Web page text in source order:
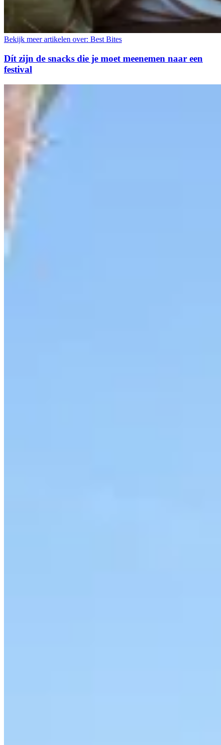
Bekijk meer artikelen over: Best Bites
Dít zijn de snacks die je moet meenemen naar een
festival